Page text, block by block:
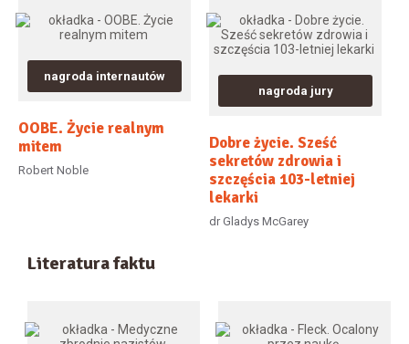
nagroda internautów
OOBE. Życie realnym
mitem
Robert Noble
nagroda jury
Dobre życie. Sześć
sekretów zdrowia i
szczęścia 103-letniej
lekarki
dr Gladys McGarey
Literatura faktu